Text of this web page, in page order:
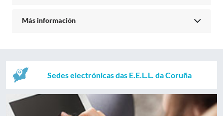
Más información
Sedes electrónicas das E.E.L.L. da Coruña